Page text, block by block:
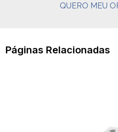
QUERO MEU
Páginas Relacionadas